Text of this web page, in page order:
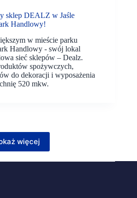
sklep DEALZ w Jaśle
Handlowy!
w mieście parku
Handlowy - swój lokal
sieć sklepów – Dealz.
spożywczych,
do dekoracji i wyposażenia
520 mkw.
więcej